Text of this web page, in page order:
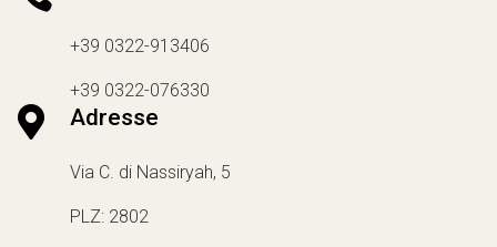
+39 0322-913406
+39 0322-076330
 Adresse
Via C. di Nassiryah, 5
PLZ: 2802